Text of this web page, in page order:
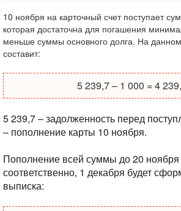
10 ноября на карточный счет поступает
которая достаточна для погашения
меньше суммы основного долга. На
составит:
5 239,7 – 1 000 = 4
5 239,7 – задолженность перед
– пополнение карты 10 ноября.
Пополнение всей суммы до 20
соответственно, 1 декабря будет
выписка: